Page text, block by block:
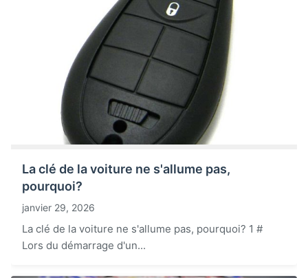
La clé de la voiture ne s'allume pas,
pourquoi?
janvier 29, 2026
La clé de la voiture ne s'allume pas, pourquoi? 1 #
Lors du démarrage d'un...